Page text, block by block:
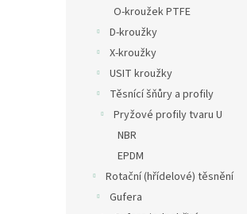
O-kroužek PTFE
D-kroužky
X-kroužky
USIT kroužky
Těsnící šňůry a profily
Pryžové profily tvaru U
NBR
EPDM
Rotační (hřídelové) těsnění
Gufera